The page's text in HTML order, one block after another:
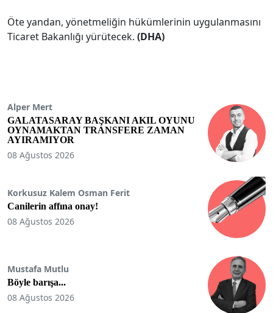
Öte yandan, yönetmeliğin hükümlerinin uygulanmasını
Ticaret Bakanlığı yürütecek. (DHA)
Alper Mert
GALATASARAY BAŞKANI AKIL OYUNU
OYNAMAKTAN TRANSFERE ZAMAN
AYIRAMIYOR
08 Ağustos 2026
Korkusuz Kalem Osman Ferit
Canilerin affına onay!
08 Ağustos 2026
Mustafa Mutlu
Böyle barışa...
08 Ağustos 2026